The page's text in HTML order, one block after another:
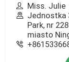
Miss. Julie
Jednostka
Park, nr
miasto